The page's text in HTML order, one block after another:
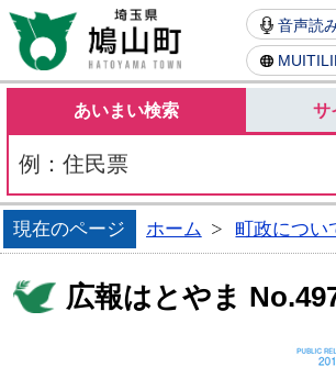
鳩山町
音声読
あいまい検索 サ
現在のページ ホーム 町政につい
広報はとやま